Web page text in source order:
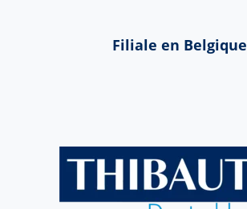
Filiale en Belgique